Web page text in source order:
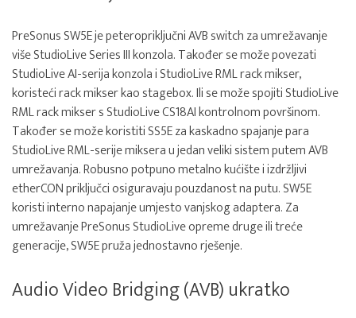
PreSonus SW5E je peteropriključni AVB switch za umrežavanje
više StudioLive Series III konzola. Također se može povezati
StudioLive AI-serija konzola i StudioLive RML rack mikser,
koristeći rack mikser kao stagebox. Ili se može spojiti StudioLive
RML rack mikser s StudioLive CS18AI kontrolnom površinom.
Također se može koristiti SS5E za kaskadno spajanje para
StudioLive RML-serije miksera u jedan veliki sistem putem AVB
umrežavanja. Robusno potpuno metalno kućište i izdržljivi
etherCON priključci osiguravaju pouzdanost na putu. SW5E
koristi interno napajanje umjesto vanjskog adaptera. Za
umrežavanje PreSonus StudioLive opreme druge ili treće
generacije, SW5E pruža jednostavno rješenje.
Audio Video Bridging (AVB) ukratko